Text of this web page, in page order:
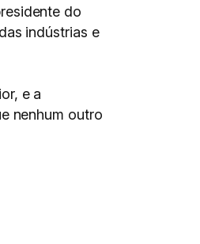
do
indústrias e
e a
nenhum outro